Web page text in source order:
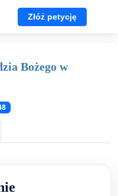
Złóż petycję
Bożego w